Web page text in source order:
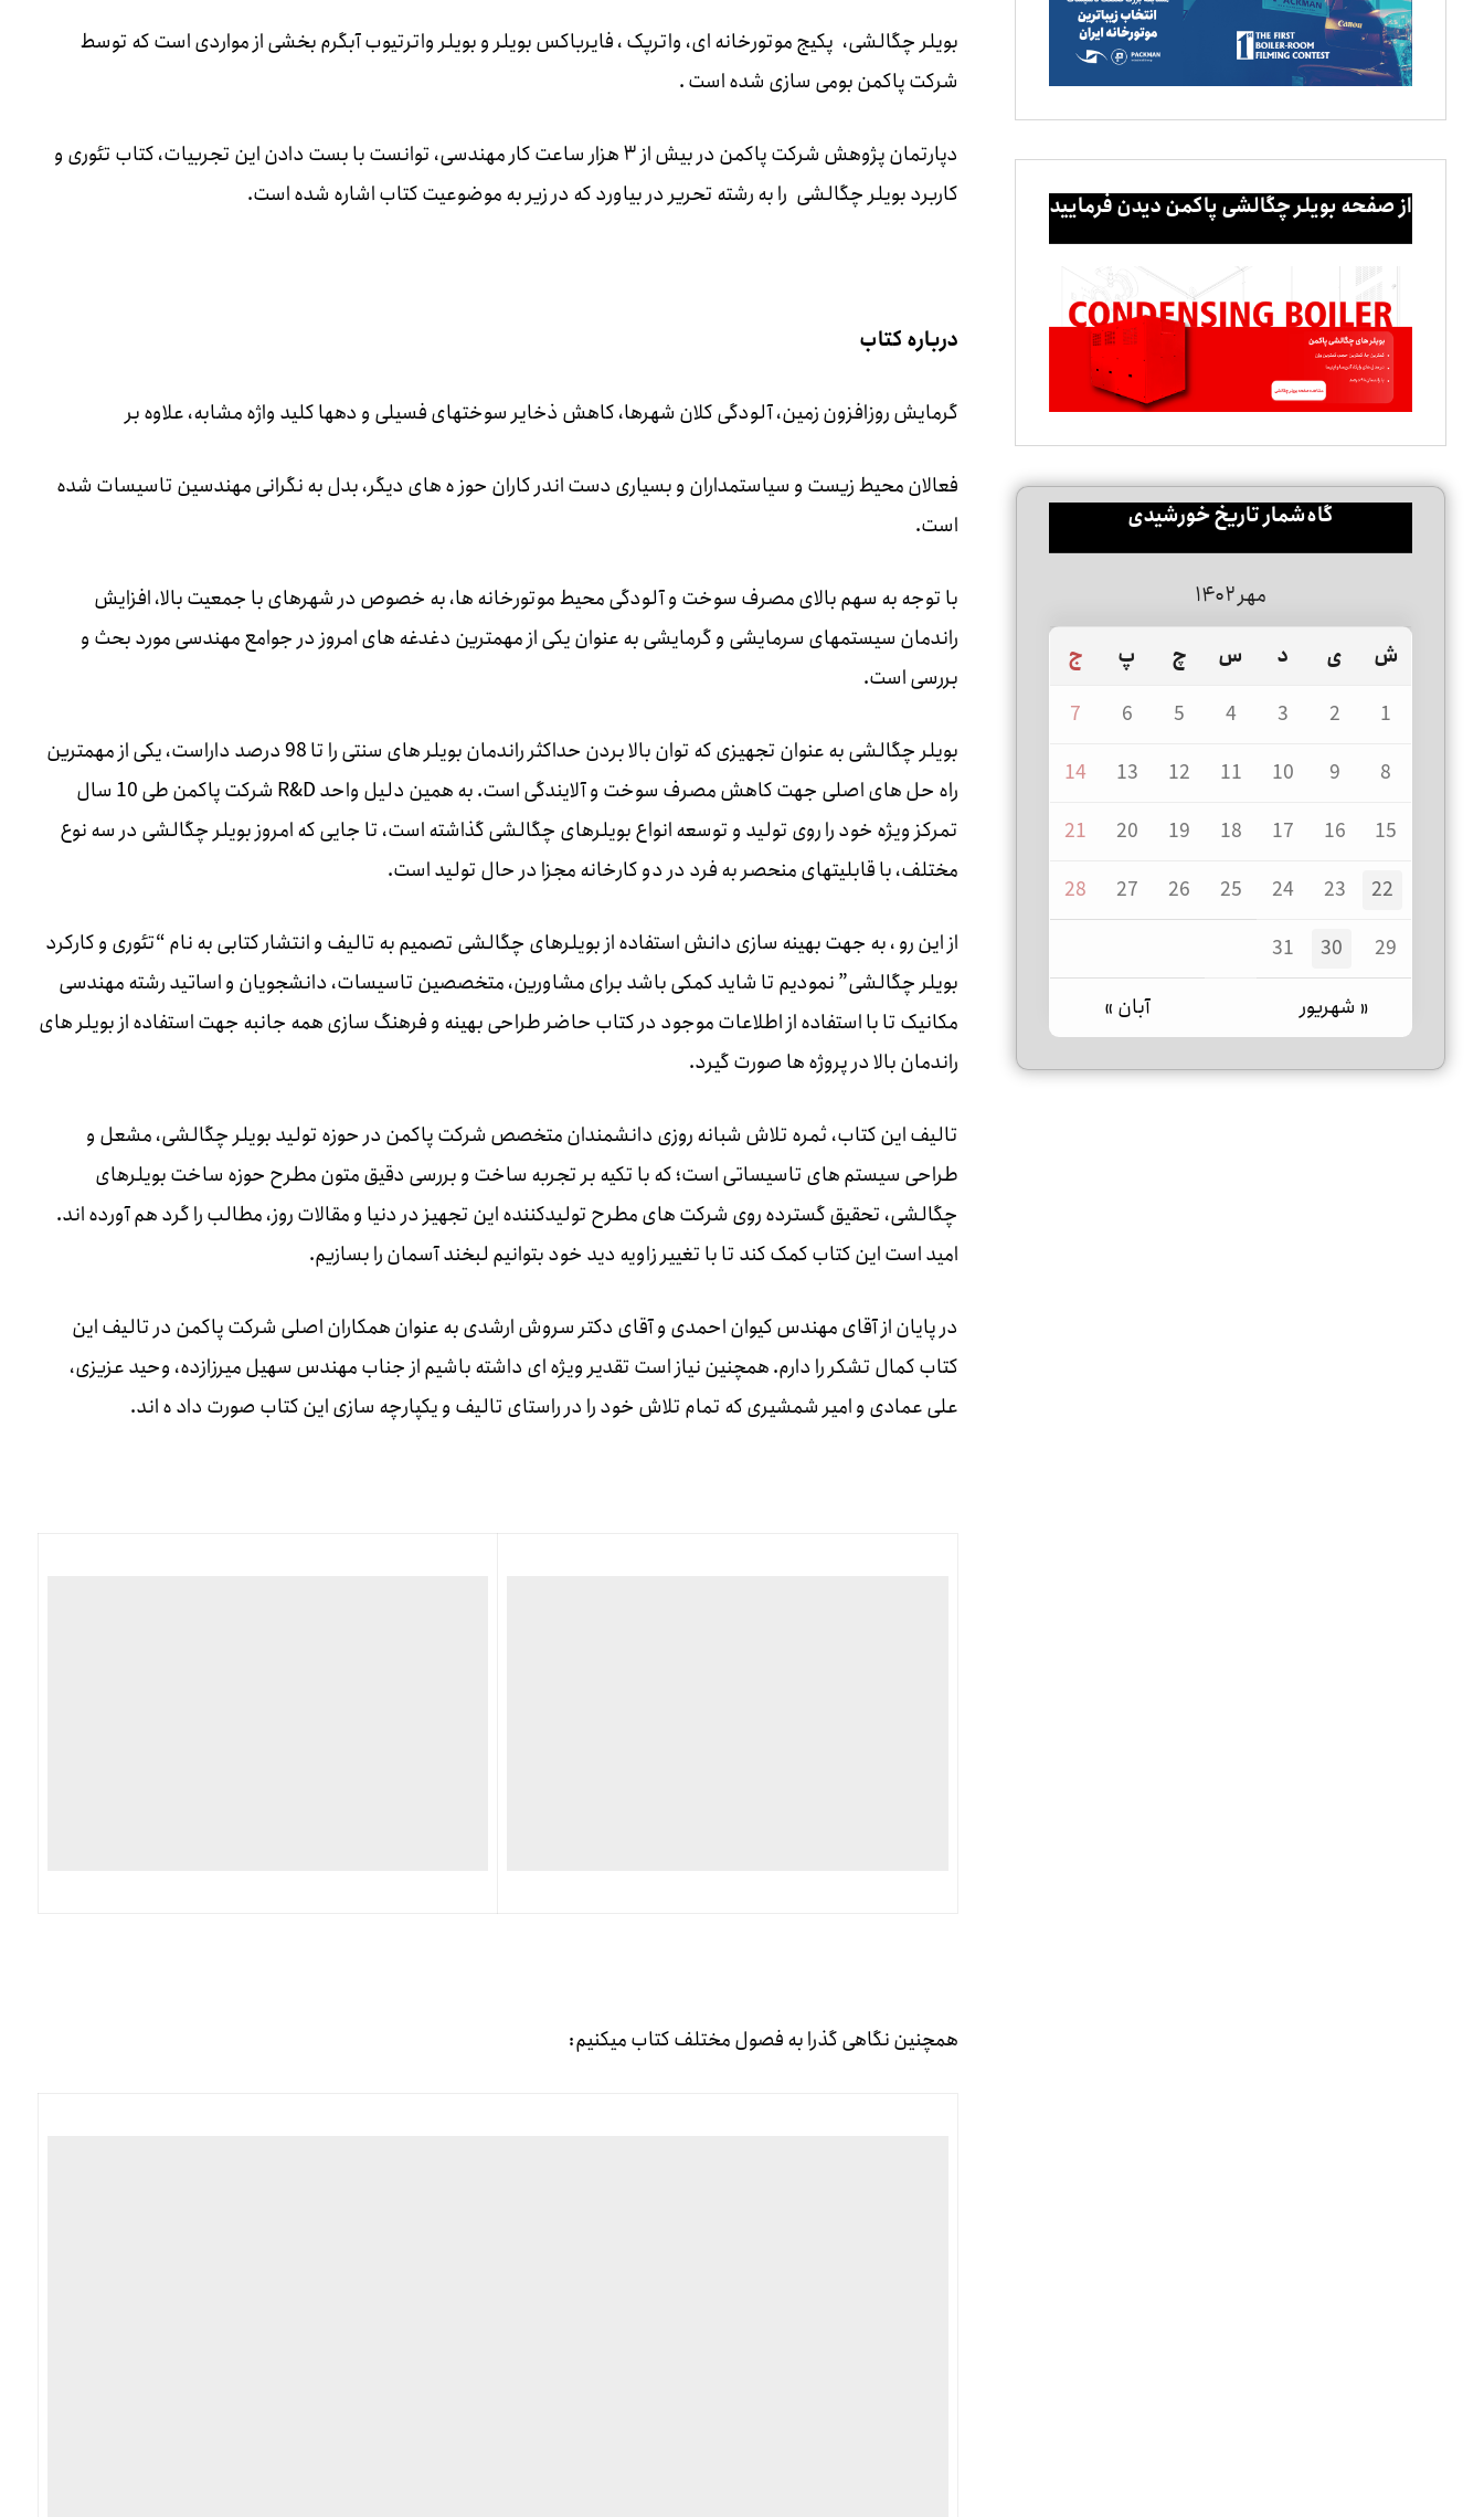
بویلر چگالشی، پکیج موتورخانه ای، واترپک ، فایرباکس بویلر و بویلر واترتیوب آبگرم بخشی از مواردی است که توسط
شرکت پاکمن بومی سازی شده است .
دپارتمان پژوهش شرکت پاکمن در بیش از ۳ هزار ساعت کار مهندسی، توانست با بست دادن این تجربیات، کتاب تئوری و
کاربرد بویلر چگالشی را به رشته تحریر در بیاورد که در زیر به موضوعیت کتاب اشاره شده است.
درباره کتاب
گرمایش روزافزون زمین، آلودگی کلان شهرها، کاهش ذخایر سوختهای فسیلی و دهها کلید واژه مشابه، علاوه بر
فعالان محیط زیست و سیاستمداران و بسیاری دست اندر کاران حوز ه های دیگر، بدل به نگرانی مهندسین تاسیسات شده
است.
با توجه به سهم بالای مصرف سوخت و آلودگی محیط موتورخانه ها، به خصوص در شهرهای با جمعیت بالا، افزایش
راندمان سیستمهای سرمایشی و گرمایشی به عنوان یکی از مهمترین دغدغه های امروز در جوامع مهندسی مورد بحث و
بررسی است.
بویلر چگالشی به عنوان تجهیزی که توان بالا بردن حداکثر راندمان بویلر های سنتی را تا 98 درصد داراست، یکی از مهمترین
راه حل های اصلی جهت کاهش مصرف سوخت و آلایندگی است. به همین دلیل واحد R&D شرکت پاکمن طی 10 سال
تمرکز ویژه خود را روی تولید و توسعه انواع بویلرهای چگالشی گذاشته است، تا جایی که امروز بویلر چگالشی در سه نوع
مختلف، با قابلیتهای منحصر به فرد در دو کارخانه مجزا در حال تولید است.
از این رو ، به جهت بهینه سازی دانش استفاده از بویلرهای چگالشی تصمیم به تالیف و انتشار کتابی به نام “تئوری و کارکرد
بویلر چگالشی” نمودیم تا شاید کمکی باشد برای مشاورین، متخصصین تاسیسات، دانشجویان و اساتید رشته مهندسی
مکانیک تا با استفاده از اطلاعات موجود در کتاب حاضر طراحی بهینه و فرهنگ سازی همه جانبه جهت استفاده از بویلر های
راندمان بالا در پروژه ها صورت گیرد.
تالیف این کتاب، ثمره تلاش شبانه روزی دانشمندان متخصص شرکت پاکمن در حوزه تولید بویلر چگالشی، مشعل و
طراحی سیستم های تاسیساتی است؛ که با تکیه بر تجربه ساخت و بررسی دقیق متون مطرح حوزه ساخت بویلرهای
چگالشی، تحقیق گسترده روی شرکت های مطرح تولیدکننده این تجهیز در دنیا و مقالات روز، مطالب را گرد هم آورده اند.
امید است این کتاب کمک کند تا با تغییر زاویه دید خود بتوانیم لبخند آسمان را بسازیم.
در پایان از آقای مهندس کیوان احمدی و آقای دکتر سروش ارشدی به عنوان همکاران اصلی شرکت پاکمن در تالیف این
کتاب کمال تشکر را دارم. همچنین نیاز است تقدیر ویژه ای داشته باشیم از جناب مهندس سهیل میرزازده، وحید عزیزی،
علی عمادی و امیر شمشیری که تمام تلاش خود را در راستای تالیف و یکپارچه سازی این کتاب صورت داد ه اند.
همچنین نگاهی گذرا به فصول مختلف کتاب میکنیم:
از صفحه بویلر چگالشی پاکمن دیدن فرمایید
گاه‌شمار تاریخ خورشیدی
مهر ۱۴۰۲
ش
ی د س چ پ ج
« شهریور آبان »
1
2
3
4
5
6
7
8
9
10
11
12
13
14
15
16
17
18
19
20
21
22
23
24
25
26
27
28
29
30
31